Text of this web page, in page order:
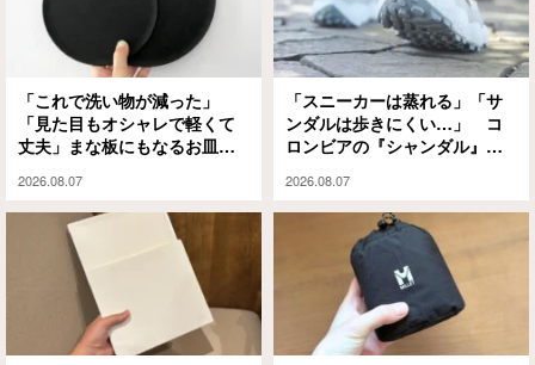
「これで洗い物が減った」
「見た目もオシャレで軽くて
丈夫」まな板にもなるお皿
解
2026.08.07
「スニーカーは蒸れる」「サ
ンダルは歩きにくい…」 コ
ロンビアの『シャンダル』が
2026.08.07